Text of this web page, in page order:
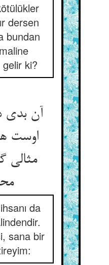
dersen
bundan
gelir ki?
آن بدی
اوست
مثالی
da
sana bir